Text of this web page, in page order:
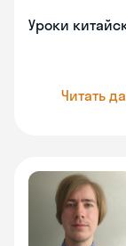
Уроки
Читать